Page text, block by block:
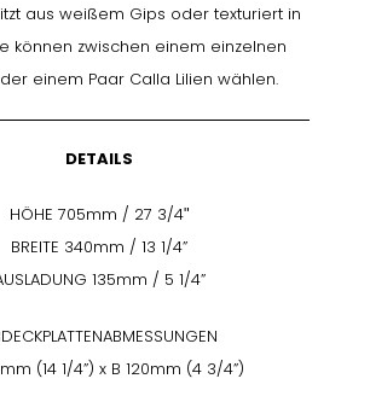
aus weißem Gips oder texturiert in
können zwischen einem einzelnen
einem Paar Calla Lilien wählen.
DETAILS
HÖHE 705mm / 27 3/4ʺ
BREITE 340mm / 13 1/4”
135mm / 5 1/4”
(14 1/4”) x B 120mm (4 3/4”)